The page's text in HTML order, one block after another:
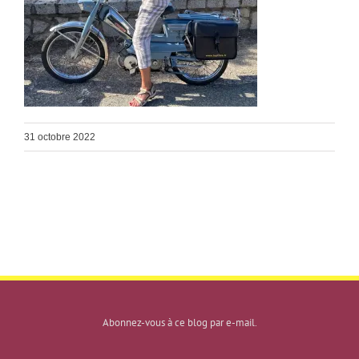
31 octobre 2022
Abonnez-vous à ce blog par e-mail.